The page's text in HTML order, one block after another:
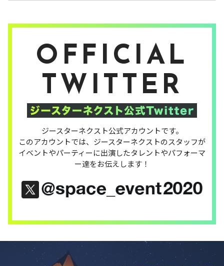
OFFICIAL
TWITTER
ジースターネクスト公式アカウントです。
このアカウントでは、ジースターネクストのスタッフが
イベントやパーティーに出演したタレントやパフォーマ
ー達をお伝えします！